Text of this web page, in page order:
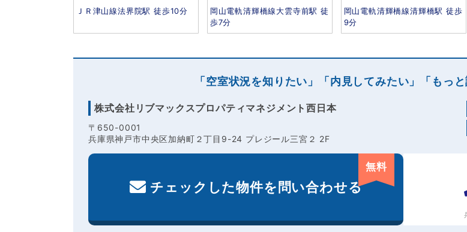
ＪＲ津山線法界院駅 徒歩10分
岡山電軌清輝橋線大雲寺前駅 徒
歩7分
岡山電軌清輝橋線清輝橋駅 徒歩
9分
「空室状況を知りたい」「内見してみたい」「もっ
株式会社リブマックスプロパティマネジメント西日本
〒650-0001
兵庫県神戸市中央区加納町２丁目9-24 プレジール三宮２ 2F
チェックした物件を 問い合わせる
無料